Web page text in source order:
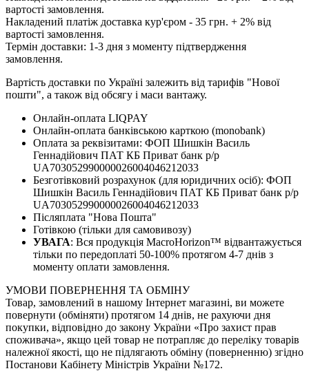
вартості замовлення.
Накладений платіж доставка кур'єром - 35 грн. + 2% від
вартості замовлення.
Термін доставки: 1-3 дня з моменту підтвердження
замовлення.
Вартість доставки по Україні залежить від тарифів "Нової
пошти", а також від обсягу і маси вантажу.
Онлайн-оплата LIQPAY
Онлайн-оплата банківською карткою (monobank)
Оплата за реквізитами: ФОП Шишкін Василь
Геннадійович ПАТ КБ Приват банк р/р
UA703052990000026004046212033
Безготівковий розрахунок (для юридичних осіб): ФОП
Шишкін Василь Геннадійович ПАТ КБ Приват банк р/р
UA703052990000026004046212033
Післяплата "Нова Пошта"
Готівкою (тільки для самовивозу)
УВАГА: Вся продукція MacroHorizon™ відвантажується
тільки по передоплаті 50-100% протягом 4-7 днів з
моменту оплати замовлення.
УМОВИ ПОВЕРНЕННЯ ТА ОБМІНУ
Товар, замовлений в нашому Інтернет магазині, ви можете
повернути (обміняти) протягом 14 днів, не рахуючи дня
покупки, відповідно до закону України «Про захист прав
споживача», якщо цей товар не потрапляє до переліку товарів
належної якості, що не підлягають обміну (поверненню) згідно
Постанови Кабінету Міністрів України №172.